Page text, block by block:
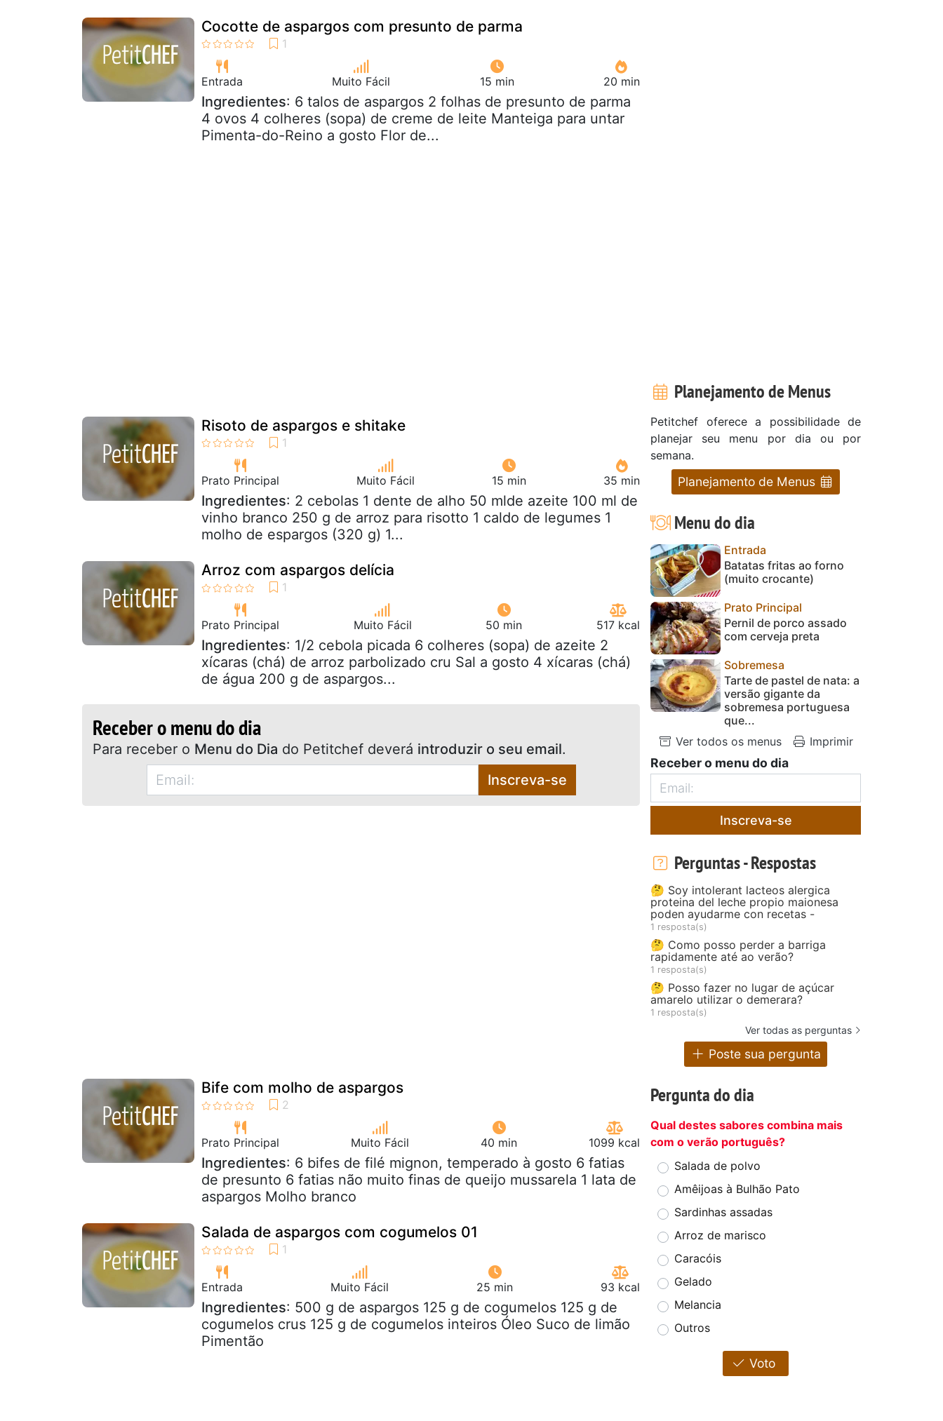
Cocotte de aspargos com presunto de parma
Entrada Muito Fácil 15 min 20 min
Ingredientes: 6 talos de aspargos 2 folhas de presunto de parma
4 ovos 4 colheres (sopa) de creme de leite Manteiga para untar
Pimenta-do-Reino a gosto Flor de...
Risoto de aspargos e shitake
Prato Principal Muito Fácil 15 min 35 min
Ingredientes: 2 cebolas 1 dente de alho 50 mlde azeite 100 ml de
vinho branco 250 g de arroz para risotto 1 caldo de legumes 1
molho de espargos (320 g) 1...
Arroz com aspargos delícia
Prato Principal Muito Fácil 50 min 517 kcal
Ingredientes: 1/2 cebola picada 6 colheres (sopa) de azeite 2
xícaras (chá) de arroz parbolizado cru Sal a gosto 4 xícaras (chá)
de água 200 g de aspargos...
Receber o menu do dia
Para receber o Menu do Dia do Petitchef deverá introduzir o seu email.
Inscreva-se
Bife com molho de aspargos
Prato Principal Muito Fácil 40 min 1099 kcal
Ingredientes: 6 bifes de filé mignon, temperado à gosto 6 fatias
de presunto 6 fatias não muito finas de queijo mussarela 1 lata de
aspargos Molho branco
Salada de aspargos com cogumelos 01
Entrada Muito Fácil 25 min 93 kcal
Ingredientes: 500 g de aspargos 125 g de cogumelos 125 g de
cogumelos crus 125 g de cogumelos inteiros Óleo Suco de limão
Pimentão
Planejamento de Menus
Petitchef oferece a possibilidade de
planejar seu menu por dia ou por
semana.
Planejamento de Menus
Menu do dia
Entrada
Batatas fritas ao forno
(muito crocante)
Prato Principal
Pernil de porco assado
com cerveja preta
Sobremesa
Tarte de pastel de nata: a
versão gigante da
sobremesa portuguesa
que...
Ver todos os menus
Imprimir
Receber o menu do dia
Inscreva-se
Perguntas - Respostas
🤔 Soy intolerant lacteos alergica
proteina del leche propio maionesa
poden ayudarme con recetas -
1 resposta(s)
🤔 Como posso perder a barriga
rapidamente até ao verão?
1 resposta(s)
🤔 Posso fazer no lugar de açúcar
amarelo utilizar o demerara?
1 resposta(s)
Ver todas as perguntas
Poste sua pergunta
Pergunta do dia
Qual destes sabores combina mais
com o verão português?
Salada de polvo
Amêijoas à Bulhão Pato
Sardinhas assadas
Arroz de marisco
Caracóis
Gelado
Melancia
Outros
Voto